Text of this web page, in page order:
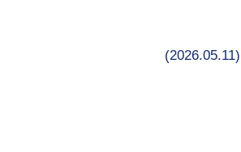
(2026.05.11)